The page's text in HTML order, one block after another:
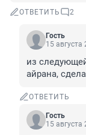
ОТВЕТИТЬ 2
Гость
15 августа
из
айрана,
ОТВЕТИТЬ
Гость
15 августа